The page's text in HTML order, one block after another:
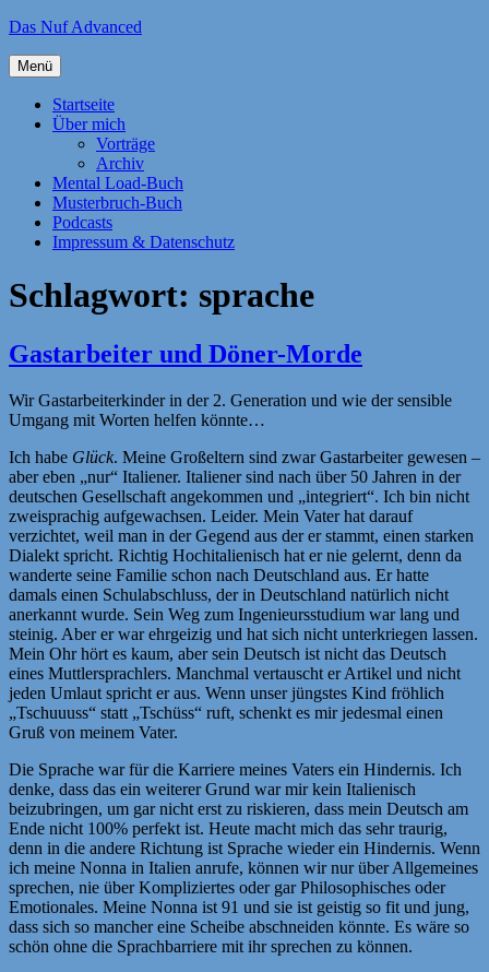
Zum
springen
Das Nuf Advanced
Menü
Startseite
Über mich
Vorträge
Archiv
Mental Load-Buch
Musterbruch-Buch
Podcasts
Impressum & Datenschutz
Schlagwort: sprache
Gastarbeiter und Döner-Morde
Wir Gastarbeiterkinder in der 2. Generation und wie der sensible
Umgang mit Worten helfen könnte…
Ich habe Glück. Meine Großeltern sind zwar Gastarbeiter gewesen –
aber eben „nur“ Italiener. Italiener sind nach über 50 Jahren in der
deutschen Gesellschaft angekommen und „integriert“. Ich bin nicht
zweisprachig aufgewachsen. Leider. Mein Vater hat darauf
verzichtet, weil man in der Gegend aus der er stammt, einen starken
Dialekt spricht. Richtig Hochitalienisch hat er nie gelernt, denn da
wanderte seine Familie schon nach Deutschland aus. Er hatte
damals einen Schulabschluss, der in Deutschland natürlich nicht
anerkannt wurde. Sein Weg zum Ingenieursstudium war lang und
steinig. Aber er war ehrgeizig und hat sich nicht unterkriegen lassen.
Mein Ohr hört es kaum, aber sein Deutsch ist nicht das Deutsch
eines Muttlersprachlers. Manchmal vertauscht er Artikel und nicht
jeden Umlaut spricht er aus. Wenn unser jüngstes Kind fröhlich
„Tschuuuss“ statt „Tschüss“ ruft, schenkt es mir jedesmal einen
Gruß von meinem Vater.
Die Sprache war für die Karriere meines Vaters ein Hindernis. Ich
denke, dass das ein weiterer Grund war mir kein Italienisch
beizubringen, um gar nicht erst zu riskieren, dass mein Deutsch am
Ende nicht 100% perfekt ist. Heute macht mich das sehr traurig,
denn in die andere Richtung ist Sprache wieder ein Hindernis. Wenn
ich meine Nonna in Italien anrufe, können wir nur über Allgemeines
sprechen, nie über Kompliziertes oder gar Philosophisches oder
Emotionales. Meine Nonna ist 91 und sie ist geistig so fit und jung,
dass sich so mancher eine Scheibe abschneiden könnte. Es wäre so
schön ohne die Sprachbarriere mit ihr sprechen zu können.